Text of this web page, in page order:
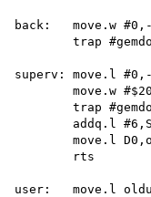
back:   move.w
trap
superv: move.l
move.w
trap
addq.l
move.l
        rts
user:   move.l